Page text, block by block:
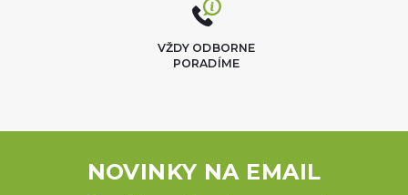
VŽDY ODBORNE
PORADÍME
NOVINKY NA EMAIL